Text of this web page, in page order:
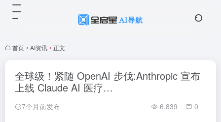
首页 • AI资讯 • 正文
全球级！​紧随 OpenAI 步伐:Anthropic 宣布
上线 Claude AI 医疗…
7个月前发布 6,839 0